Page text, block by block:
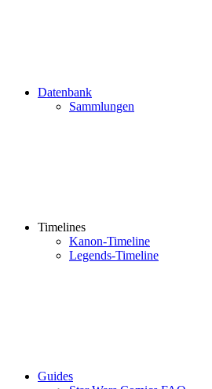
Datenbank
Sammlungen
Timelines
Kanon-Timeline
Legends-Timeline
Guides